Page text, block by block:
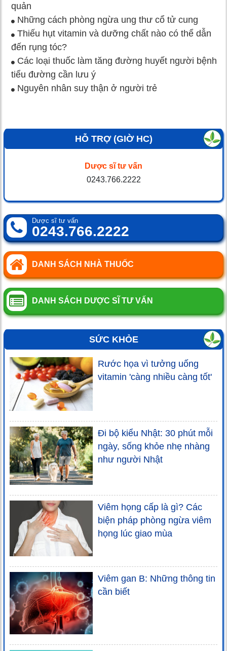
quản
Những cách phòng ngừa ung thư cổ tử cung
Thiếu hụt vitamin và dưỡng chất nào có thể dẫn
đến rụng tóc?
Các loại thuốc làm tăng đường huyết người bệnh
tiểu đường cần lưu ý
Nguyên nhân suy thận ở người trẻ
HỖ TRỢ (GIỜ HC)
Dược sĩ tư vấn
0243.766.2222
Dược sĩ tư vấn
0243.766.2222
DANH SÁCH NHÀ THUỐC
DANH SÁCH DƯỢC SĨ TƯ VẤN
SỨC KHỎE
Rước họa vì tưởng uống
vitamin 'càng nhiều càng tốt'
Đi bộ kiểu Nhật: 30 phút mỗi
ngày, sống khỏe nhẹ nhàng
như người Nhật
Viêm họng cấp là gì? Các
biện pháp phòng ngừa viêm
họng lúc giao mùa
Viêm gan B: Những thông tin
cần biết